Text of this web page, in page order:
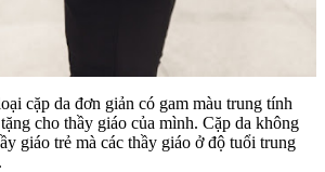
cặp da đơn giản có gam màu trung tính
cho thầy giáo của mình. Cặp da không
giáo trẻ mà các thầy giáo ở độ tuổi trung